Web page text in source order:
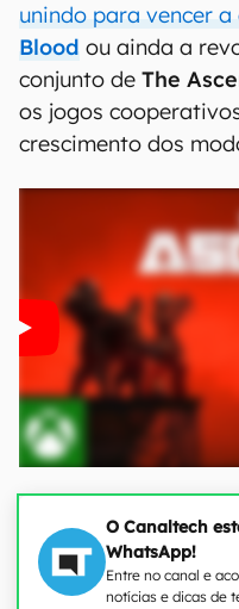
unindo para vencer
Blood ou ainda a
conjunto de The
os jogos
crescimento dos
O Canaltech
WhatsApp!
Entre no canal e
notícias e dicas de